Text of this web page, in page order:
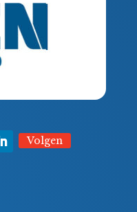
Volgen